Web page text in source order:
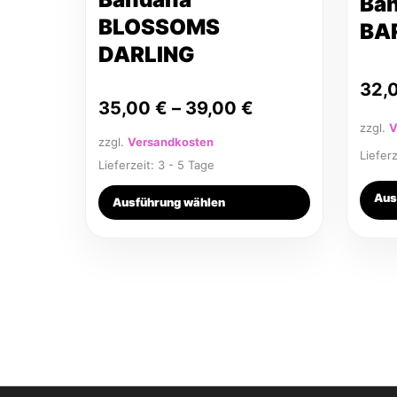
zzgl. Versandkosten
Lieferzeit: 3 - 5 Tage
BLOSSOMS
DARLING
35,00 € – 39,00 €
Ausführung wählen
Produktseite
gewählt
werden
zzgl.